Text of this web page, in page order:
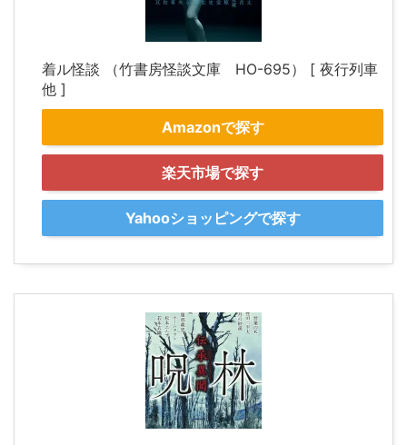
着ル怪談 （竹書房怪談文庫 HO-695） [ 夜行列車
他 ]
Amazonで探す
楽天市場で探す
Yahooショッピングで探す